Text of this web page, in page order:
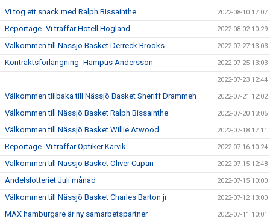
Vi tog ett snack med Ralph Bissainthe 2022-08-10 17:07
Reportage- Vi träffar Hotell Högland 2022-08-02 10:29
Välkommen till Nässjö Basket Derreck Brooks 2022-07-27 13:03
Kontraktsförlängning- Hampus Andersson 2022-07-25 13:03
2022-07-23 12:44
Välkommen tillbaka till Nässjö Basket Sheriff Drammeh 2022-07-21 12:02
Välkommen till Nässjö Basket Ralph Bissainthe 2022-07-20 13:05
Välkommen till Nässjö Basket Willie Atwood 2022-07-18 17:11
Reportage- Vi träffar Optiker Karvik 2022-07-16 10:24
Välkommen till Nässjö Basket Oliver Cupan 2022-07-15 12:48
Andelslotteriet Juli månad 2022-07-15 10:00
Välkommen till Nässjö Basket Charles Barton jr 2022-07-12 13:00
MAX hamburgare är ny samarbetspartner 2022-07-11 10:01